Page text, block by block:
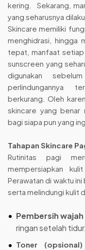
kering. Sekarang,
yang seharusnya
Skincare memiliki
menghidrasi, hingga
tepat, manfaat
sunscreen yang
digunakan
perlindungannya
berkurang. Oleh
skincare yang benar
bagi siapa pun yang
Tahapan Skincare
Rutinitas pagi
mempersiapkan
Perawatan di waktu
serta melindungi kulit
Pembersih wajah
ringan setelah tidur.
Toner (opsional)